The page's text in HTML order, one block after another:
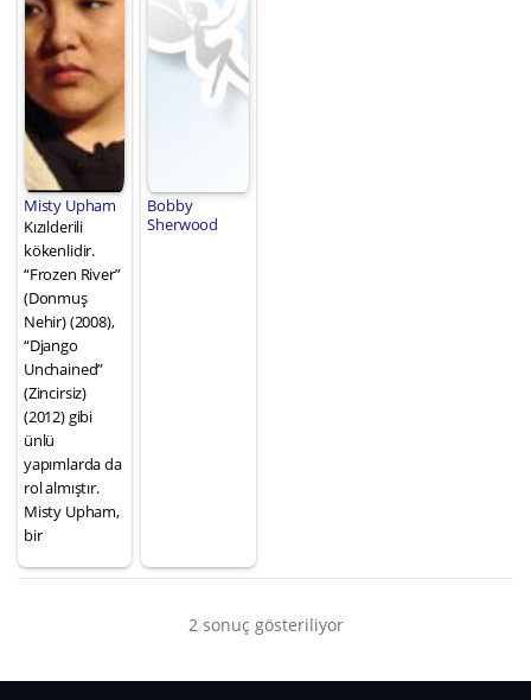
Misty Upham
Kızılderili
kökenlidir.
“Frozen River”
(Donmuş
Nehir) (2008),
“Django
Unchained”
(Zincirsiz)
(2012) gibi
ünlü
yapımlarda da
rol almıştır.
Misty Upham,
bir
Bobby
Sherwood
2 sonuç gösteriliyor